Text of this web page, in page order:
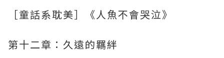
［童話系耽美］《人魚不會哭泣》
第十二章：久遠的羈絆